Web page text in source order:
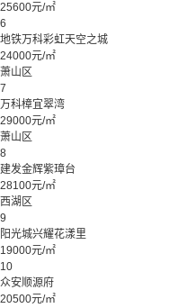
25600元/㎡
6
地铁万科彩虹天空之城
24000元/㎡
萧山区
7
万科樟宜翠湾
29000元/㎡
萧山区
8
建发金辉紫璋台
28100元/㎡
西湖区
9
阳光城兴耀花漾里
19000元/㎡
10
众安顺源府
20500元/㎡